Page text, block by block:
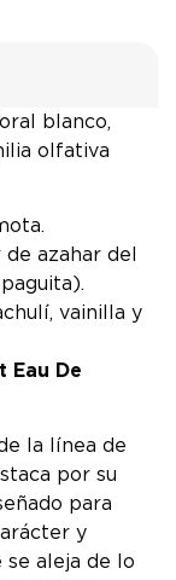
blanco,
olfativa
azahar del
vainilla y
Eau De
la línea de
por su
para
y
se aleja de lo